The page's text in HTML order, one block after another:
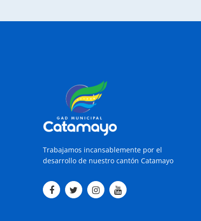
Trabajamos incansablemente por el
desarrollo de nuestro cantón Catamayo